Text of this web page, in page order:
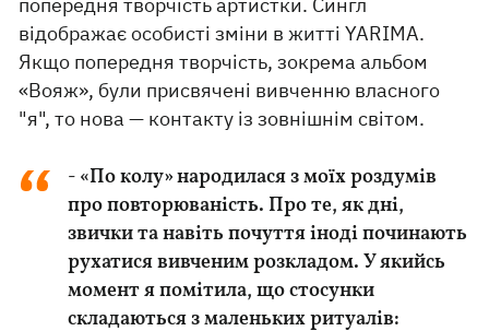
відображає особисті зміни в житті YARIMA.
Якщо попередня творчість, зокрема альбом
«Вояж», були присвячені вивченню власного
"я", то нова — контакту із зовнішнім світом.
- «По колу» народилася з моїх роздумів
про повторюваність. Про те, як дні,
звички та навіть почуття іноді починають
рухатися вивченим розкладом. У якийсь
момент я помітила, що стосунки
складаються з маленьких ритуалів: